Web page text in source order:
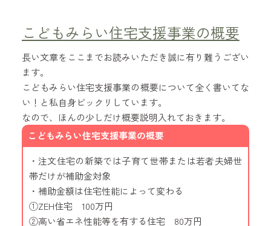
こどもみらい住宅支援事業の概要
長い文章をここまでお読みいただき誠に有り難うござい
ます。
こどもみらい住宅支援事業の概要について全く書いてな
い！と私自身ビックリしています。
なので、ほんの少しだけ概要説明入れておきます。
こどもみらい住宅支援事業の概要
・注文住宅の新築では子育て世帯または若者夫婦世
帯だけが補助金対象
・補助金額は住宅性能によって変わる
①ZEH住宅 100万円
②高い省エネ性能等を有する住宅 80万円